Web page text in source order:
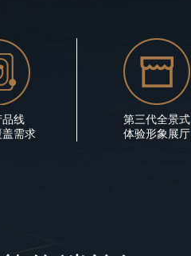
品线
盖需求
第三代全景式
体验形象展厅